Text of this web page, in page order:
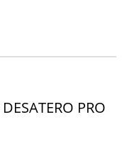
DESATERO PRO